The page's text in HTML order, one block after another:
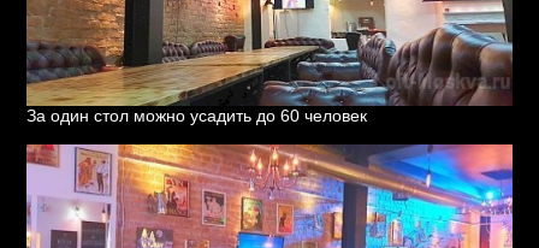
За один стол можно усадить до 60 человек